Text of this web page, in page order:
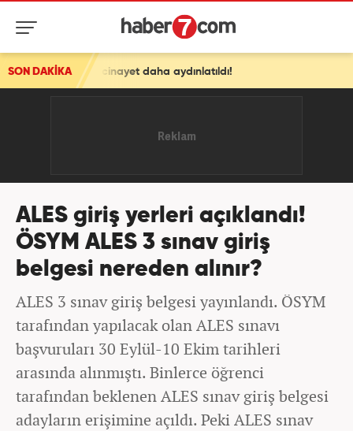
SON DAKİKA
cinayet daha aydınlatıldı!
ALES giriş yerleri açıklandı!
ÖSYM ALES 3 sınav giriş
belgesi nereden alınır?
ALES 3 sınav giriş belgesi yayınlandı. ÖSYM
tarafından yapılacak olan ALES sınavı
başvuruları 30 Eylül-10 Ekim tarihleri
arasında alınmıştı. Binlerce öğrenci
tarafından beklenen ALES sınav giriş belgesi
adayların erişimine açıldı. Peki ALES sınav